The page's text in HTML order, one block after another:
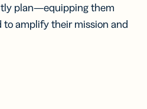
plan—equipping them
amplify their mission and